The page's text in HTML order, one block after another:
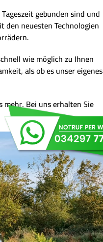
gebunden sind und
den neuesten Technologien
wie möglich zu Ihnen
als ob es unser eigenes
Bei uns erhalten Sie